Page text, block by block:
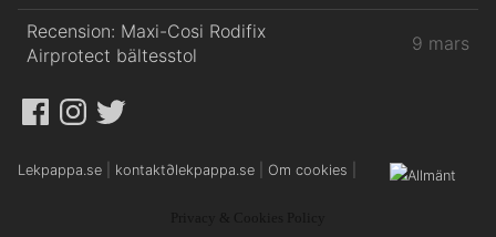
Recension: Maxi-Cosi Rodifix
Airprotect bältesstol
9 mars
FacebookInstagram
Twitter
Lekpappa.se kontakt∂lekpappa.se Om cookies